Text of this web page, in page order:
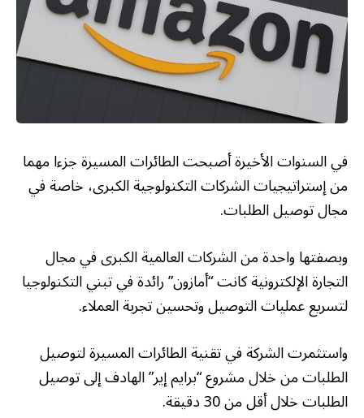
في السنوات الأخيرة أصبحت الطائرات المسيرة جزءا مهما
من إستراتيجيات الشركات التكنولوجية الكبرى، خاصة في
مجال توصيل الطلبات.
وبصفتها واحدة من الشركات العالمية الكبرى في مجال
التجارة الإلكترونية كانت “أمازون” رائدة في تبني التكنولوجيا
لتسريع عمليات التوصيل وتحسين تجربة العملاء.
واستثمرت الشركة في تقنية الطائرات المسيرة لتوصيل
الطلبات من خلال مشروع “برايم إير” الهادف إلى توصيل
الطلبات خلال أقل من 30 دقيقة.